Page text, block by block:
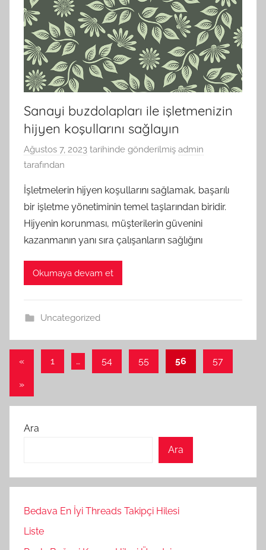
Sanayi buzdolapları ile işletmenizin
hijyen koşullarını sağlayın
Ağustos 7, 2023 tarihinde gönderilmiş admin
tarafından
İşletmelerin hijyen koşullarını sağlamak, başarılı
bir işletme yönetiminin temel taşlarından biridir.
Hijyenin korunması, müşterilerin güvenini
kazanmanın yanı sıra çalışanların sağlığını
Okumaya devam et
Uncategorized
Yazı
sayfalaması
«Önceki
yazılar
1 … 54 55 56 57
Sonraki
»
Ara
Ara
Bedava En İyi Threads Takipçi Hilesi
Liste